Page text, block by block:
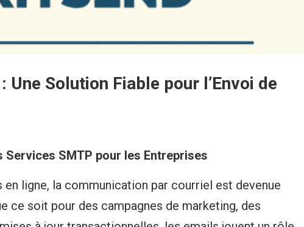
Une Solution Fiable pour l’Envoi de
Services SMTP pour les Entreprises
ligne, la communication par courriel est devenue
ce soit pour des campagnes de marketing, des